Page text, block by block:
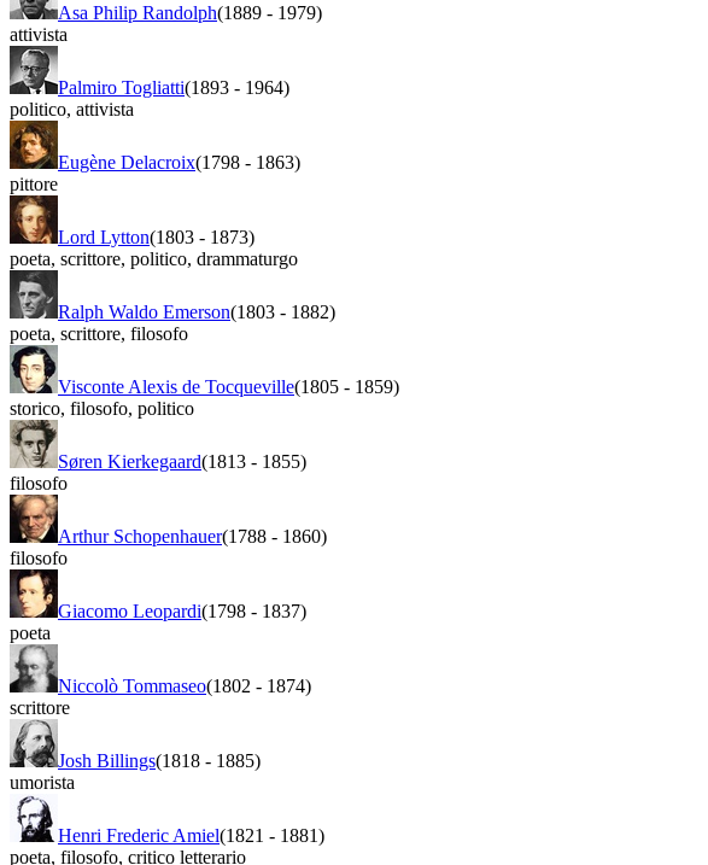
Asa Philip Randolph(1889 - 1979)
attivista
Palmiro Togliatti(1893 - 1964)
politico, attivista
Eugène Delacroix(1798 - 1863)
pittore
Lord Lytton(1803 - 1873)
poeta, scrittore, politico, drammaturgo
Ralph Waldo Emerson(1803 - 1882)
poeta, scrittore, filosofo
Visconte Alexis de Tocqueville(1805 - 1859)
storico, filosofo, politico
Søren Kierkegaard(1813 - 1855)
filosofo
Arthur Schopenhauer(1788 - 1860)
filosofo
Giacomo Leopardi(1798 - 1837)
poeta
Niccolò Tommaseo(1802 - 1874)
scrittore
Josh Billings(1818 - 1885)
umorista
Henri Frederic Amiel(1821 - 1881)
poeta, filosofo, critico letterario